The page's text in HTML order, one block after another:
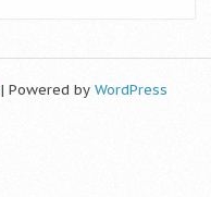
| Powered by WordPress